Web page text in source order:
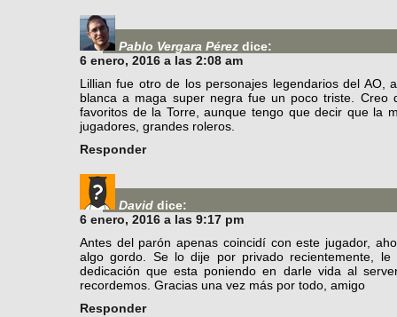
Pablo Vergara Pérez dice:
6 enero, 2016 a las 2:08 am
Lillian fue otro de los personajes legendarios del AO,
blanca a maga super negra fue un poco triste. Creo
favoritos de la Torre, aunque tengo que decir que la
jugadores, grandes roleros.
Responder
David dice:
6 enero, 2016 a las 9:17 pm
Antes del parón apenas coincidí con este jugador,
algo gordo. Se lo dije por privado recientemente,
dedicación que esta poniendo en darle vida al
recordemos. Gracias una vez más por todo, amigo
Responder